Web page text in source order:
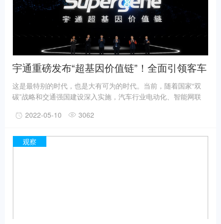
宇通重磅发布“超基因价值链”！全面引领客车
行业价值升级
这是最特别的时代，也是大有可为的时代。当前，随着国家“双
碳”战略和交通强国建设深入实施，汽车行业电动化、智能网联
势下，人们对高质量公共出行的需求激增，更加注重出行的效
2022-05-10 3062
观察